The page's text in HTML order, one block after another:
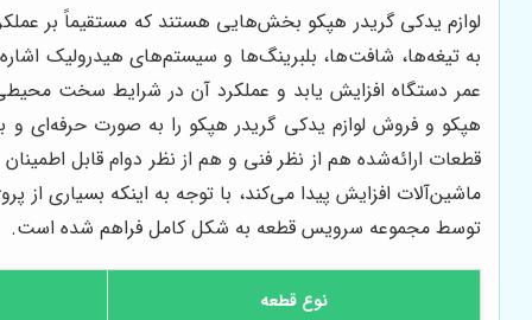
لوازم يدكى گريدر هپكو بخش‌هایی هستند که مستقیماً بر
به تیغه‌ها، شافت‌ها، بلبرینگ‌ها و سیستم‌های هیدرولیک
عمر دستگاه افزایش یابد و عملکرد آن در شرایط سخت
هپكو و فروش لوازم يدكى گريدر هپكو را به صورت حرفه‌ای
قطعات ارائه‌شده هم از نظر فنی و هم از نظر دوام قابل
ماشین‌آلات افزایش پیدا می‌کند، با توجه به اینکه بسیاری
توسط مجموعه سرویس قطعه به شکل کامل فراهم شده است.
نوع قطعه